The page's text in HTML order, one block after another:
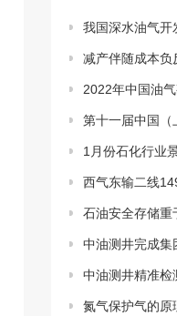
我国深水油气开发关
减产伴随成本负
2022年中国油气勘
第十一届中国（上海）国际流体机械展览会盛
1月份石化行业
西气东输二线149#
石油安全存储重于泰山，
中油测井完成集团首座
中油测井精准检测
氮气保护气的原